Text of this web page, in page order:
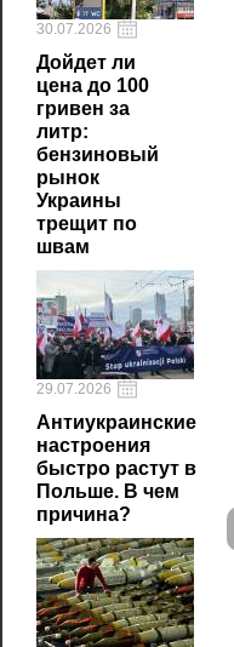
30.07.2026
Дойдет ли
цена до 100
гривен за
литр:
бензиновый
рынок
Украины
трещит по
швам
29.07.2026
Антиукраинские
настроения
быстро растут в
Польше. В чем
причина?